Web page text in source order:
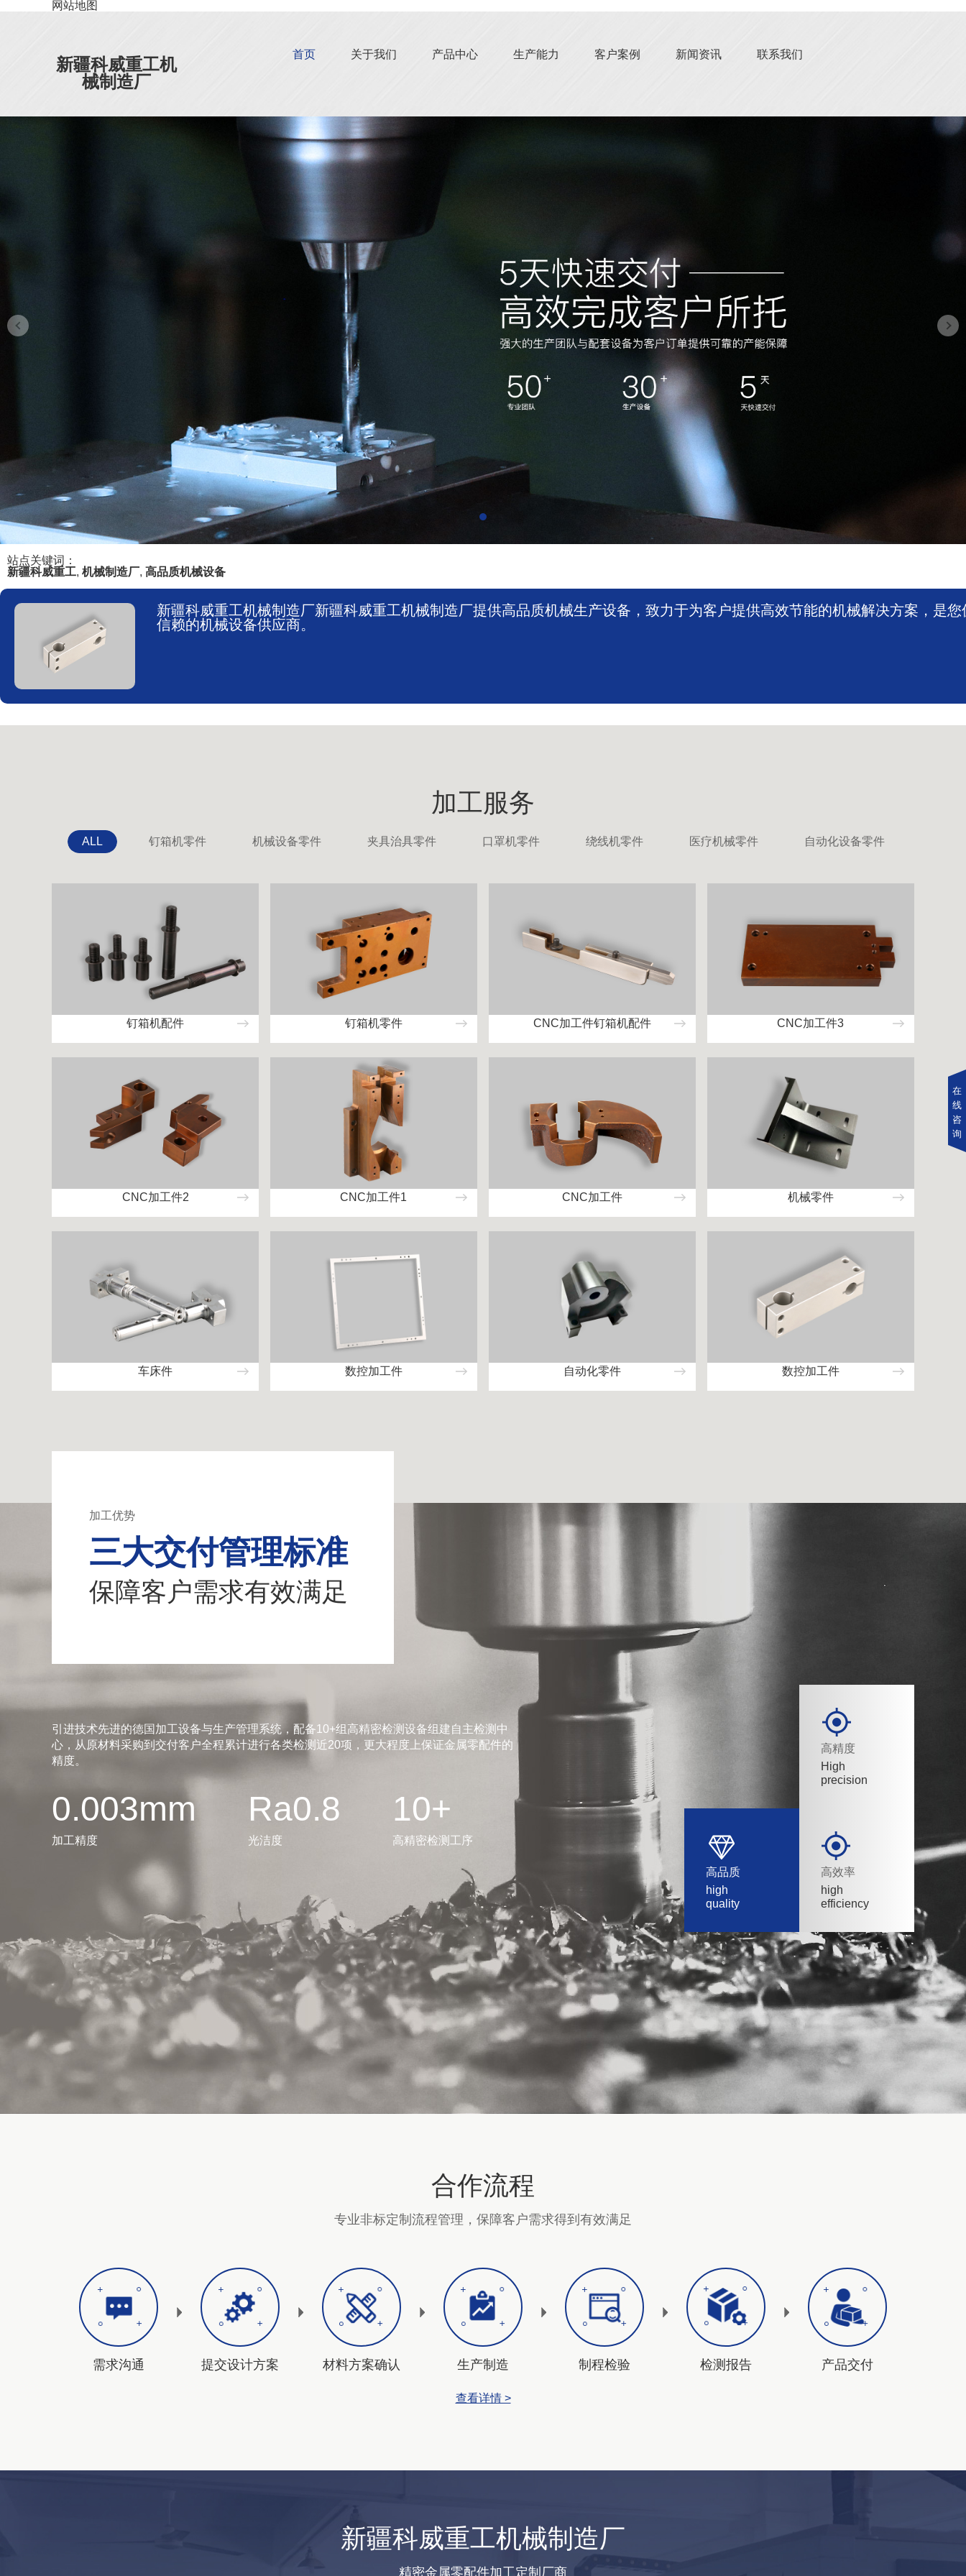
网站地图
新疆科威重工机
械制造厂
首页 关于我们 产品中心 生产能力 客户案例 新闻资讯 联系我们
站点关键词：
新疆科威重工, 机械制造厂, 高品质机械设备
新疆科威重工机械制造厂新疆科威重工机械制造厂提供高品质机械生产设备，致力于为客户提供高效节能的机械解决方案，是您
信赖的机械设备供应商。
加工服务
ALL 钉箱机零件 机械设备零件 夹具治具零件 口罩机零件 绕线机零件 医疗机械零件 自动化设备零件
钉箱机配件 钉箱机零件 CNC加工件钉箱机配件 CNC加工件3
CNC加工件2 CNC加工件1 CNC加工件 机械零件
车床件 数控加工件 自动化零件 数控加工件
加工优势
三大交付管理标准
保障客户需求有效满足
引进技术先进的德国加工设备与生产管理系统，配备10+组高精密检测设备组建自主检测中
心，从原材料采购到交付客户全程累计进行各类检测近20项，更大程度上保证金属零配件的
精度。
0.003mm
加工精度
Ra0.8
光洁度
10+
高精密检测工序
高精度
High
precision
高品质
high
quality
高效率
high
efficiency
合作流程
专业非标定制流程管理，保障客户需求得到有效满足
需求沟通 提交设计方案 材料方案确认 生产制造 制程检验 检测报告 产品交付
查看详情 >
新疆科威重工机械制造厂
精密金属零配件加工定制厂商
在
线
咨
询